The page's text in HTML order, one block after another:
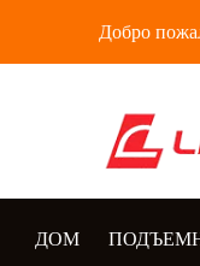
Добро
ДОМ